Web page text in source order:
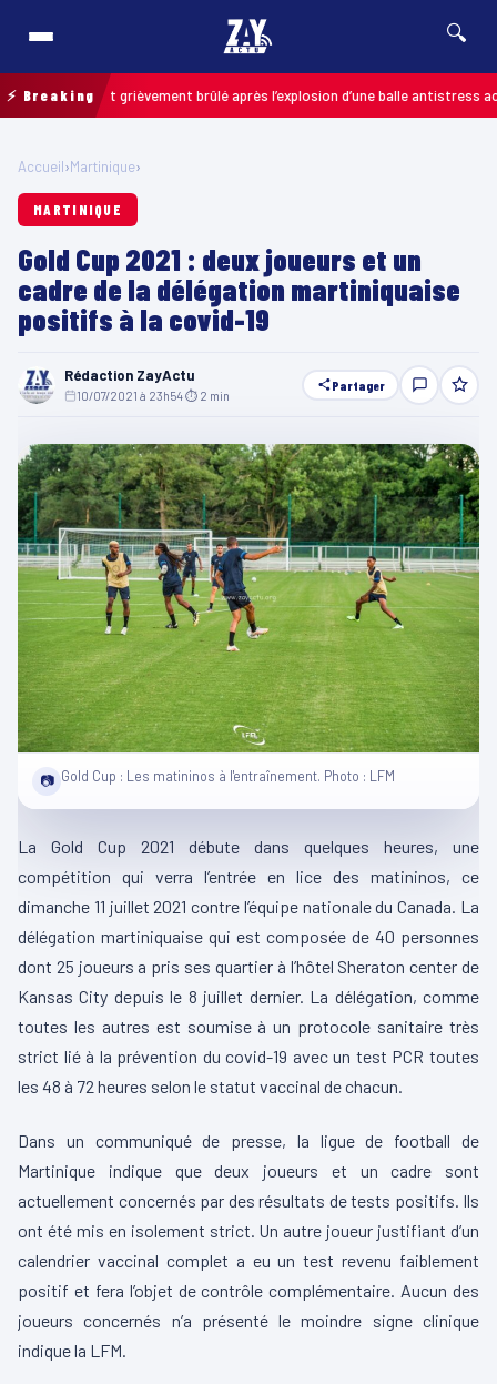
🔍
⚡ Breaking
enfant grièvement brûlé après l’explosion d’une balle antistress achetée
Accueil›Martinique›
MARTINIQUE
Gold Cup 2021 : deux joueurs et un
cadre de la délégation martiniquaise
positifs à la covid-19
Rédaction ZayActu
10/07/2021 à 23h54⏱ 2 min
Partager
📷 Gold Cup : Les matininos à l'entraînement. Photo : LFM
La Gold Cup 2021 débute dans quelques heures, une
compétition qui verra l’entrée en lice des matininos, ce
dimanche 11 juillet 2021 contre l’équipe nationale du Canada. La
délégation martiniquaise qui est composée de 40 personnes
dont 25 joueurs a pris ses quartier à l’hôtel Sheraton center de
Kansas City depuis le 8 juillet dernier. La délégation, comme
toutes les autres est soumise à un protocole sanitaire très
strict lié à la prévention du covid-19 avec un test PCR toutes
les 48 à 72 heures selon le statut vaccinal de chacun.
Dans un communiqué de presse, la ligue de football de
Martinique indique que deux joueurs et un cadre sont
actuellement concernés par des résultats de tests positifs. Ils
ont été mis en isolement strict. Un autre joueur justifiant d’un
calendrier vaccinal complet a eu un test revenu faiblement
positif et fera l’objet de contrôle complémentaire. Aucun des
joueurs concernés n’a présenté le moindre signe clinique
indique la LFM.